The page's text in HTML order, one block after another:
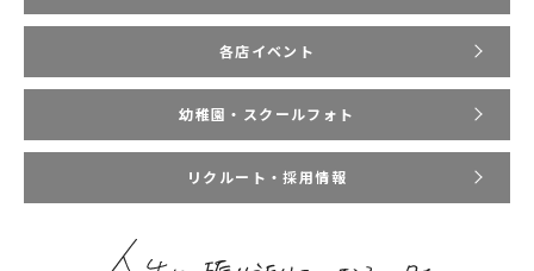
各店イベント
幼稚園・スクールフォト
リクルート・採用情報